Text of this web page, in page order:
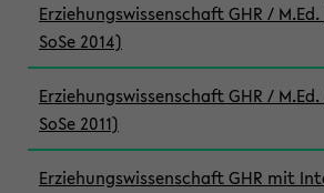
Erziehungswissenschaft GHR /
SoSe 2014)
Erziehungswissenschaft GHR /
SoSe 2011)
Erziehungswissenschaft GHR mit